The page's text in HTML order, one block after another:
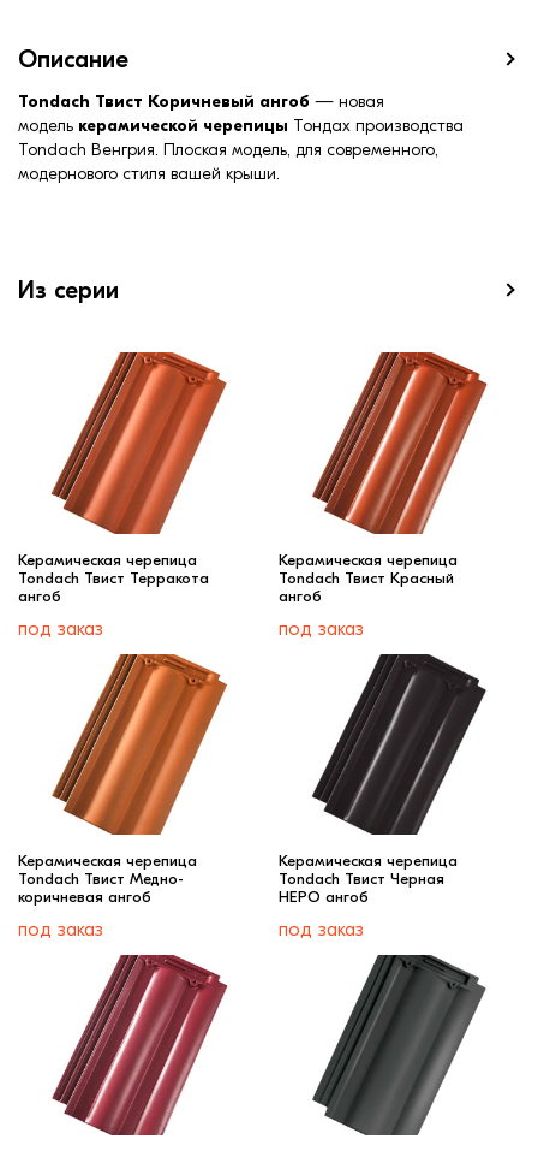
Описание
Tondach Твист Коричневый ангоб — новая
модель керамической черепицы Тондах производства
Tondach Венгрия. Плоская модель, для современного,
модернового стиля вашей крыши.
Из серии
Керамическая черепица
Tondach Твист Терракота
ангоб
под заказ
Керамическая черепица
Tondach Твист Красный
ангоб
под заказ
Керамическая черепица
Tondach Твист Медно-
коричневая ангоб
под заказ
Керамическая черепица
Tondach Твист Черная
НЕРО ангоб
под заказ